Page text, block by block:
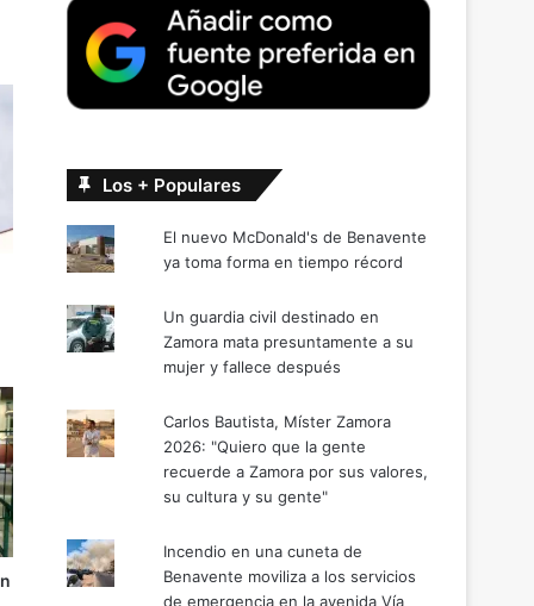
Los + Populares
El nuevo McDonald's de Benavente
ya toma forma en tiempo récord
Un guardia civil destinado en
Zamora mata presuntamente a su
mujer y fallece después
Carlos Bautista, Míster Zamora
2026: "Quiero que la gente
recuerde a Zamora por sus valores,
su cultura y su gente"
Incendio en una cuneta de
Benavente moviliza a los servicios
de emergencia en la avenida Vía